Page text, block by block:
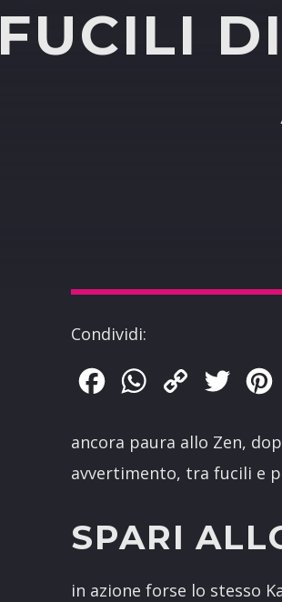
FUCILI
Condividi:
FacebookWhatsApp
Copy
Twitter
ancora paura allo Zen,
avvertimento, tra fucili e
SPARI
in azione forse lo stesso